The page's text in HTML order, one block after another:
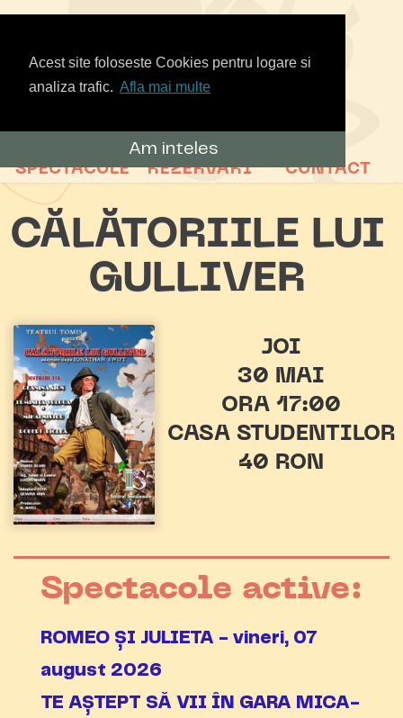
Acest site foloseste Cookies pentru logare si
analiza trafic. Afla mai multe
Am inteles
SPECTACOLE REZERVARI CONTACT
CĂLĂTORIILE LUI
GULLIVER
JOI
30 MAI
ORA 17:00
CASA STUDENTILOR
40 RON
Spectacole active:
ROMEO ȘI JULIETA - vineri, 07
august 2026
TE AȘTEPT SĂ VII ÎN GARA MICA-